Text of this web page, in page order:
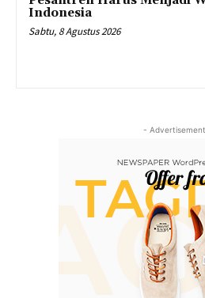
Indonesia
Sabtu, 8 Agustus 2026
-